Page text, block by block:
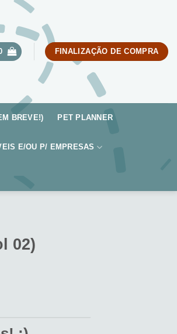
FINALIZAÇÃO DE COMPRA
BREVE!) PET PLANNER
E/OU P/ EMPRESAS
02)